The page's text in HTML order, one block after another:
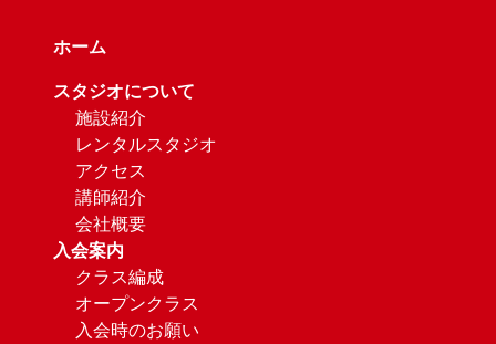
ホーム
スタジオについて
施設紹介
レンタルスタジオ
アクセス
講師紹介
会社概要
入会案内
クラス編成
オープンクラス
入会時のお願い